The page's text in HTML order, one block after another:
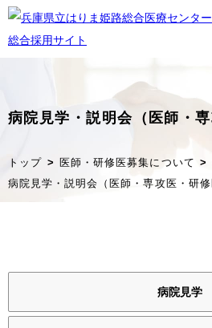
はり姫について
看護師募集について
病院見学・説明会（医師・専
トップ 医師・研修医募集について
病院見学・説明会（医師・専攻医・研修
病院見学